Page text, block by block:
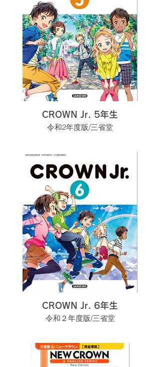
CROWN Jr. 5年生
令和2年度版/三省堂
CROWN Jr. 6年生
令和２年度版/三省堂